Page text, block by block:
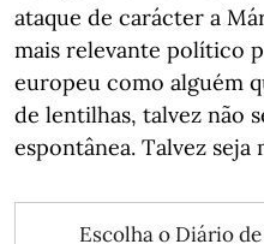
ataque de carácter a
mais relevante político
europeu como alguém
de lentilhas, talvez não
espontânea. Talvez
Escolha o Diário